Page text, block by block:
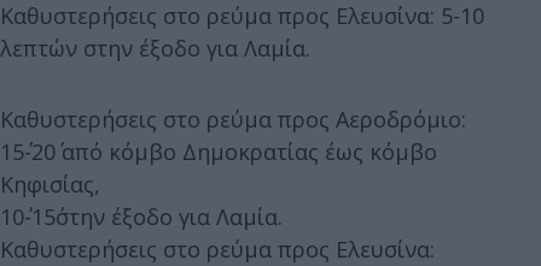
Καθυστερήσεις στο ρεύμα προς Ελευσίνα: 5-10
λεπτών στην έξοδο για Λαμία.
Καθυστερήσεις στο ρεύμα προς Αεροδρόμιο:
15΄-20΄ από κόμβο Δημοκρατίας έως κόμβο
Κηφισίας,
10΄-15΄στην έξοδο για Λαμία.
Καθυστερήσεις στο ρεύμα προς Ελευσίνα: